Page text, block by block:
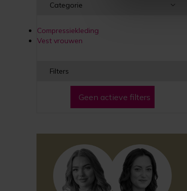
Categorie
Compressiekleding
Vest vrouwen
Filters
Geen actieve filters